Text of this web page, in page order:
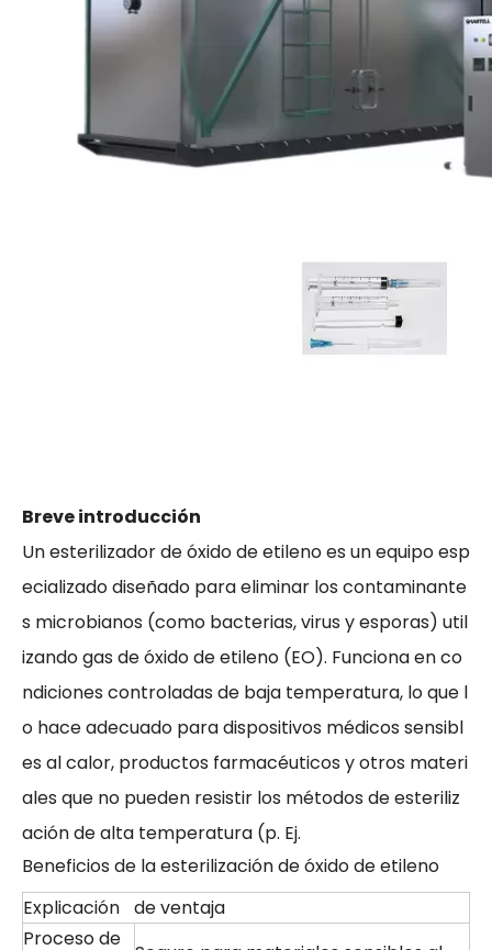
Breve introducción
Un esterilizador de óxido de etileno es un equipo esp
ecializado diseñado para eliminar los contaminante
s microbianos (como bacterias, virus y esporas) util
izando gas de óxido de etileno (EO). Funciona en co
ndiciones controladas de baja temperatura, lo que l
o hace adecuado para dispositivos médicos sensibl
es al calor, productos farmacéuticos y otros materi
ales que no pueden resistir los métodos de esteriliz
ación de alta temperatura (p. Ej.
Beneficios de la esterilización de óxido de etileno
Explicación de ventaja
Proceso de